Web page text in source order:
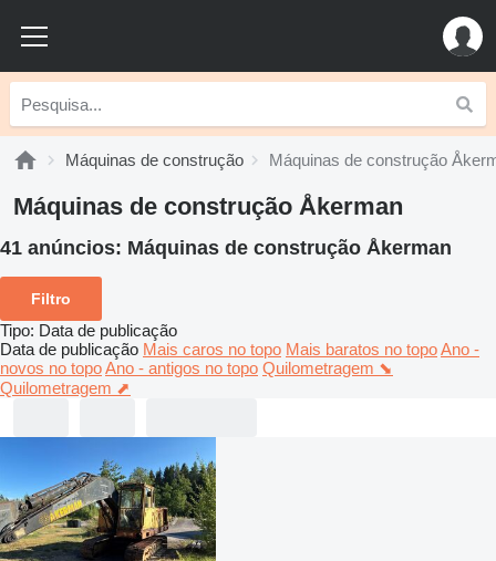
Máquinas de construção Máquinas de construção
Máquinas de construção Åkerman
41 anúncios: Máquinas de construção Åkerman
Filtro
Tipo: Data de publicação
Data de publicação Mais caros no topo Mais baratos no topoAno -
novos no topoAno - antigos no topo Quilometragem ⬊
Quilometragem ⬈